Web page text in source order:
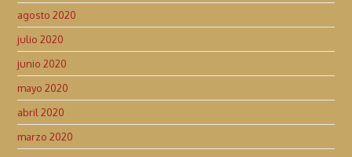
agosto 2020
julio 2020
junio 2020
mayo 2020
abril 2020
marzo 2020